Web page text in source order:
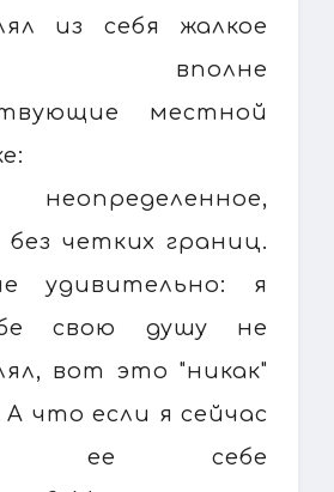
из себя жалкое
вполне
местной
четких границ.
удивительно: я
свою душу не
вот это "никак"
А что если я сейчас
ее себе